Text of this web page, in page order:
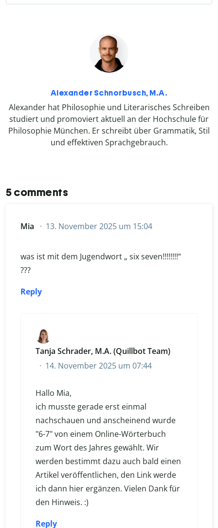
Alexander Schnorbusch, M.A.
Alexander hat Philosophie und Literarisches Schreiben
studiert und promoviert aktuell an der Hochschule für
Philosophie München. Er schreibt über Grammatik, Stil
und effektiven Sprachgebrauch.
5 comments
Mia 13. November 2025 um 15:04
was ist mit dem Jugendwort „ six seven!!!!!!!!“
???
Reply
Tanja Schrader, M.A. (Quillbot Team)
14. November 2025 um 07:44
Hallo Mia,
ich musste gerade erst einmal
nachschauen und anscheinend wurde
"6-7" von einem Online-Wörterbuch
zum Wort des Jahres gewählt. Wir
werden bestimmt dazu auch bald einen
Artikel veröffentlichen, den Link werde
ich dann hier ergänzen. Vielen Dank für
den Hinweis. :)
Reply